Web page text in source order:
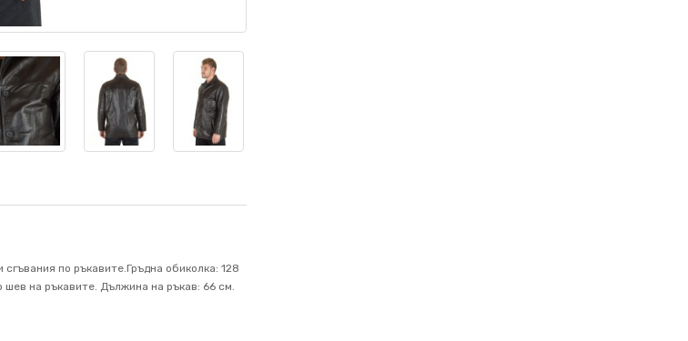
по ръкавите.Гръдна обиколка: 128
на ръкавите. Дължина на ръкав: 66 см.